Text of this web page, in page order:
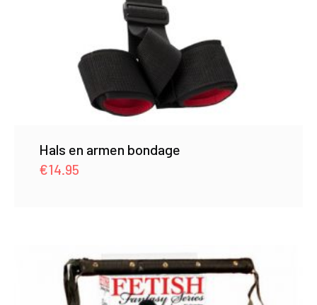
Hals en armen bondage
€14.95